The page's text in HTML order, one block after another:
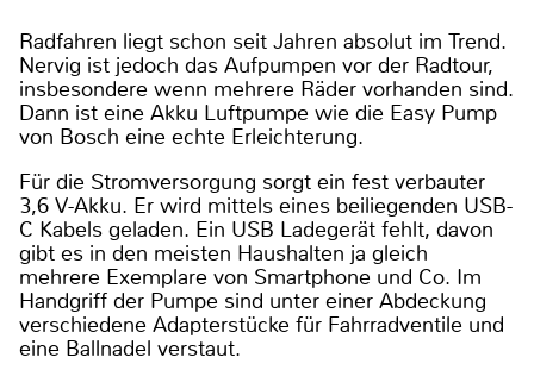
Radfahren liegt schon seit Jahren absolut im Trend.
Nervig ist jedoch das Aufpumpen vor der Radtour,
insbesondere wenn mehrere Räder vorhanden sind.
Dann ist eine Akku Luftpumpe wie die Easy Pump
von Bosch eine echte Erleichterung.
Für die Stromversorgung sorgt ein fest verbauter
3,6 V-Akku. Er wird mittels eines beiliegenden USB-
C Kabels geladen. Ein USB Ladegerät fehlt, davon
gibt es in den meisten Haushalten ja gleich
mehrere Exemplare von Smartphone und Co. Im
Handgriff der Pumpe sind unter einer Abdeckung
verschiedene Adapterstücke für Fahrradventile und
eine Ballnadel verstaut.